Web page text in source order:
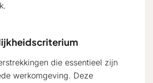
die essentieel zijn
werkomgeving. Deze